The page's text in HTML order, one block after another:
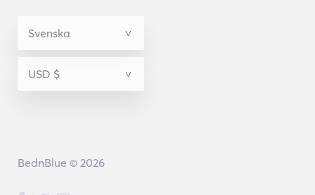
BednBlue © 2026